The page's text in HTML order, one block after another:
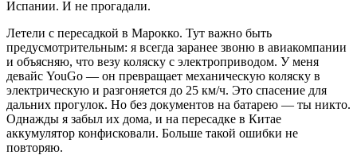
Испании. И не прогадали.
Летели с пересадкой в Марокко. Тут важно быть
предусмотрительным: я всегда заранее звоню в авиакомпании
и объясняю, что везу коляску с электроприводом. У меня
девайс YouGo — он превращает механическую коляску в
электрическую и разгоняется до 25 км/ч. Это спасение для
дальних прогулок. Но без документов на батарею — ты никто.
Однажды я забыл их дома, и на пересадке в Китае
аккумулятор конфисковали. Больше такой ошибки не
повторяю.